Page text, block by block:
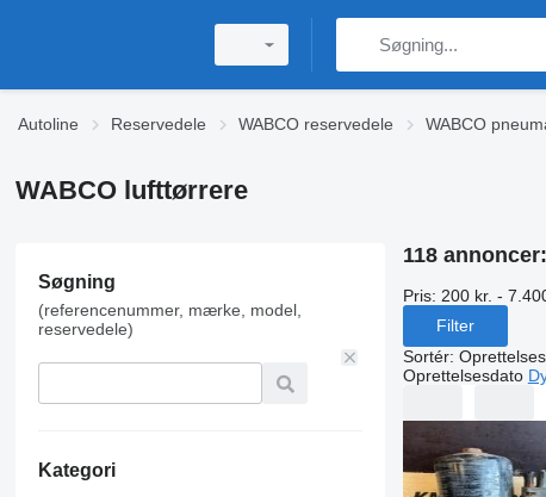
Autoline Reservedele WABCO reservedele WABCO
WABCO lufttørrere
Søgning
(referencenummer, mærke, model,
reservedele)
Kategori
118 annoncer:
Pris: 200 kr. -
Filter
Sortér:
Oprettelsesdato